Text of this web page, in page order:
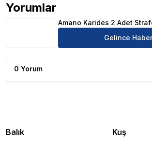
Yorumlar
Amano Karides 2 Adet Straforlu
Amano Karides 2 Adet
Gelince
0 Yorum
Balık Kuş